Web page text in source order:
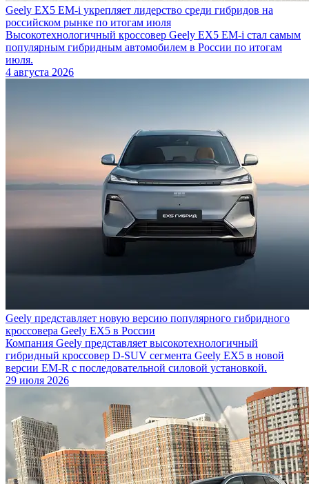
Geely EX5 EM-i укрепляет лидерство среди гибридов на
российском рынке по итогам июля
Высокотехнологичный кроссовер Geely EX5 EM-i стал самым
популярным гибридным автомобилем в России по итогам
июля.
4 августа 2026
Geely представляет новую версию популярного гибридного
кроссовера Geely EX5 в России
Компания Geely представляет высокотехнологичный
гибридный кроссовер D-SUV сегмента Geely EX5 в новой
версии EM-R с последовательной силовой установкой.
29 июля 2026